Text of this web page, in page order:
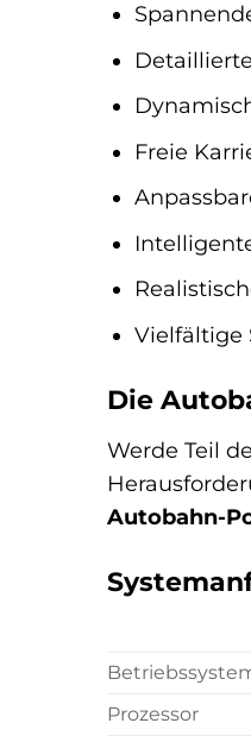
Freie
Vielfältige
Die
Werde Teil
Autobahn-
Prozessor